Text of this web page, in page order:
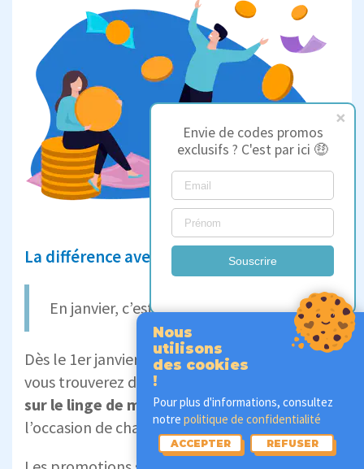
La différence avec le mois du Blanc
En janvier, c’est leMois du Blanc!
Dès le 1er janvier, et pendant tout le mois,
vous trouverez de
nombreuses réductions
sur le linge de maison et lelinge de lit. C’est
l’occasion de changer de décoration !
Envie de codes promos
exclusifs ? C'est par ici 🤑
Souscrire
Nous
utilisons
des cookies
!
Pour plus d'informations, consultez
notre politique de confidentialité
ACCEPTER REFUSER